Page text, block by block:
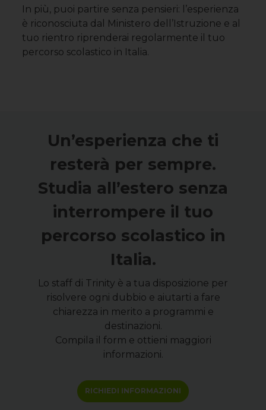
In più, puoi partire senza pensieri: l’esperienza
è riconosciuta dal Ministero dell’Istruzione e al
tuo rientro riprenderai regolarmente il tuo
percorso scolastico in Italia.
Un’esperienza che ti
resterà per sempre.
Studia all’estero senza
interrompere il tuo
percorso scolastico in
Italia.
Lo staff di Trinity è a tua disposizione per
risolvere ogni dubbio e aiutarti a fare
chiarezza in merito a programmi e
destinazioni.
Compila il form e ottieni maggiori
informazioni.
RICHIEDI INFORMAZIONI